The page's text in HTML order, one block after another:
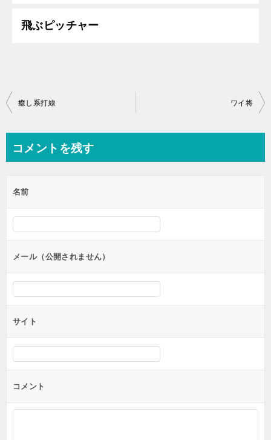
飛ぶピッチャー
投
ビ
ー
シ
ン
癒し系打線 ワイ将
コメントを残す
名前
メール（公開されません）
サイト
コメント